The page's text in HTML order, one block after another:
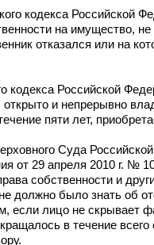
кодекса Российской
на имущество,
отказался или на
кодекса Российской
открыто и непрерывно
пяти лет,
Суда
от 29 апреля 2010 г. №
собственности и
должно было знать об
если лицо не скрывает
в течение